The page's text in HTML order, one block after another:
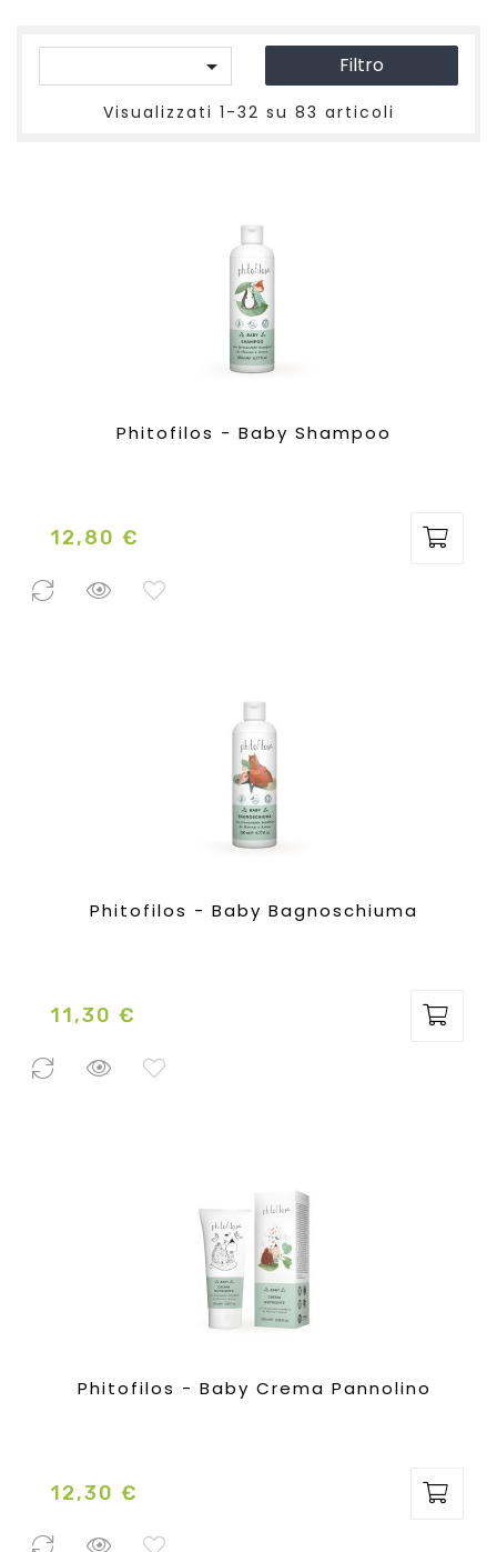
 Filtro
Visualizzati 1-32 su 83 articoli
Phitofilos - Baby Shampoo
Prezzo
12,80 €
Phitofilos - Baby Bagnoschiuma
Prezzo
11,30 €
Phitofilos - Baby Crema Pannolino
Prezzo
12,30 €